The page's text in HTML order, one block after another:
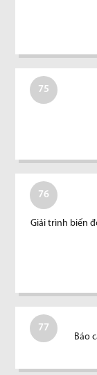
75
76
Giải trình biến
77
Báo